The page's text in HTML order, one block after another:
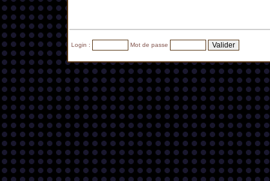
Login : Mot de passe